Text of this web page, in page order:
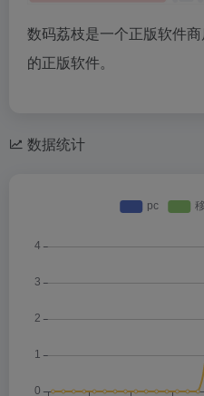
数码荔枝是一个正版软件
的正版软件。
数据统计